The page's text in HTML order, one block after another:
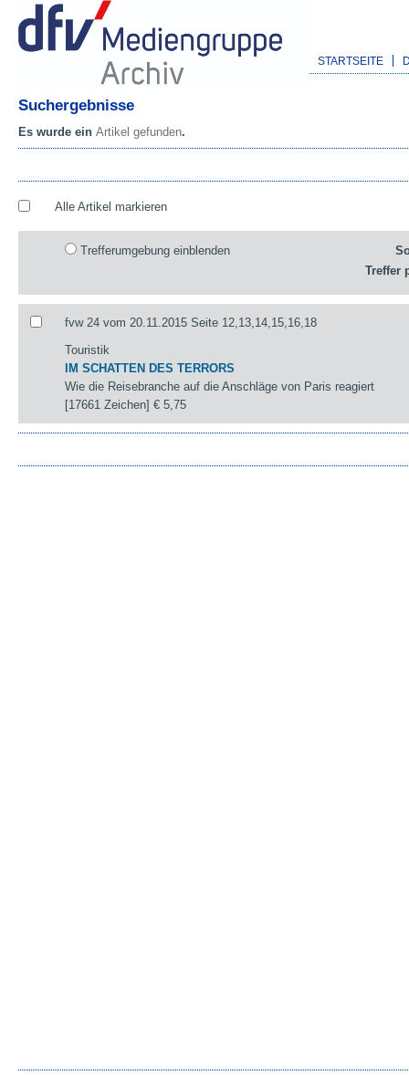
STARTSEITE
Suchergebnisse
Es wurde ein Artikel gefunden.
Alle Artikel markieren
Trefferumgebung einblenden
Treffer
fvw 24 vom 20.11.2015 Seite 12,13,14,15,16,18
Touristik
IM SCHATTEN DES TERRORS
Wie die Reisebranche auf die Anschläge von Paris reagiert
[17661 Zeichen]€ 5,75